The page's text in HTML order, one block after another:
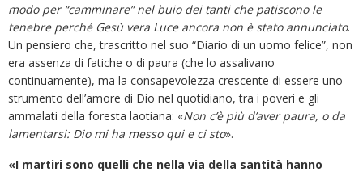
modo per “camminare” nel buio dei tanti che patiscono le
tenebre perché Gesù vera Luce ancora non è stato annunciato.
Un pensiero che, trascritto nel suo “Diario di un uomo felice”, non
era assenza di fatiche o di paura (che lo assalivano
continuamente), ma la consapevolezza crescente di essere uno
strumento dell’amore di Dio nel quotidiano, tra i poveri e gli
ammalati della foresta laotiana: «Non c’è più d’aver paura, o da
lamentarsi: Dio mi ha messo qui e ci sto».
«I martiri sono quelli che nella via della santità hanno